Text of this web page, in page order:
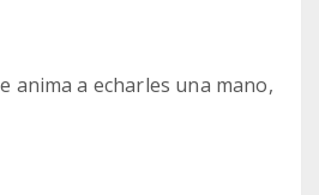
anima a echarles una mano,